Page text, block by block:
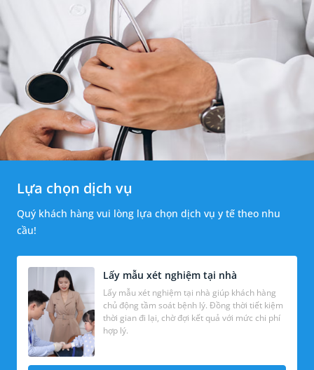
Lựa chọn dịch vụ
Quý khách hàng vui lòng lựa chọn dịch vụ y tế theo nhu
cầu!
Lấy mẫu xét nghiệm tại nhà
Lấy mẫu xét nghiệm tại nhà giúp khách hàng
chủ động tầm soát bệnh lý. Đồng thời tiết kiệm
thời gian đi lại, chờ đợi kết quả với mức chi phí
hợp lý.